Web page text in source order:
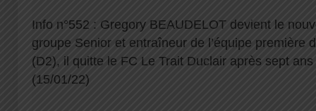
Info n°552 : Gregory BEAUDELOT devient le
groupe Senior et entraîneur de l’équipe première
(D2), il quitte le FC Le Trait Duclair après sept
(15/01/22)